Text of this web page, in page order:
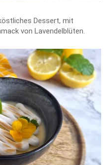
Dessert, mit
von Lavendelblüten.